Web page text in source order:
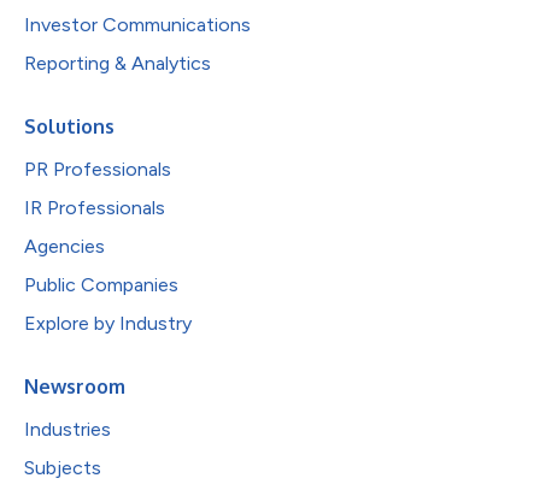
Investor Communications
Reporting & Analytics
Solutions
PR Professionals
IR Professionals
Agencies
Public Companies
Explore by Industry
Newsroom
Industries
Subjects